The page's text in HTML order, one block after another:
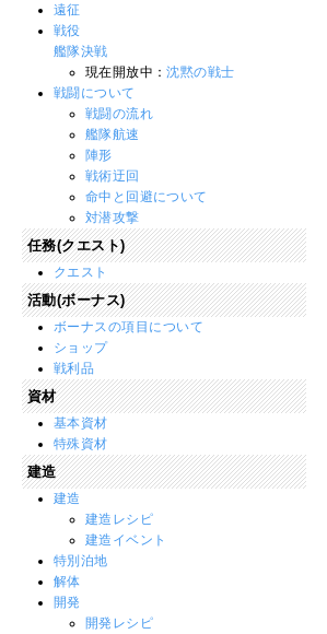
遠征
戦役
艦隊決戦
現在開放中：沈黙の戦士
戦闘について
戦闘の流れ
艦隊航速
陣形
戦術迂回
命中と回避について
対潜攻撃
任務(クエスト)
クエスト
活動(ボーナス)
ボーナスの項目について
ショップ
戦利品
資材
基本資材
特殊資材
建造
建造
建造レシピ
建造イベント
特別泊地
解体
開発
開発レシピ